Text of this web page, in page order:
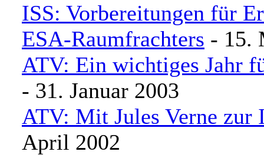
ISS: Vorbereitungen für
ESA-Raumfrachters - 15.
ATV: Ein wichtiges Jahr
- 31. Januar 2003
ATV: Mit Jules Verne zur
April 2002